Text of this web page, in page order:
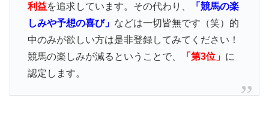
利益を追求しています。その代わり、
「競馬の楽
しみや予想の喜び」 などは一切皆無です（笑）的
中のみが欲しい方は是非登録してみてください！
競馬の楽しみが減るということで、
「第3位」 に
認定します。